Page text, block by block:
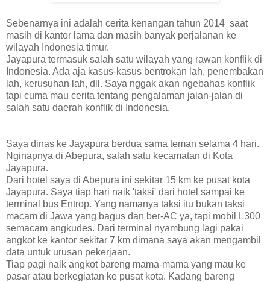
Sebenarnya ini adalah cerita kenangan tahun 2014 saat
masih di kantor lama dan masih banyak perjalanan ke
wilayah Indonesia timur.
Jayapura termasuk salah satu wilayah yang rawan konflik di
Indonesia. Ada aja kasus-kasus bentrokan lah, penembakan
lah, kerusuhan lah, dll. Saya nggak akan ngebahas konflik
tapi cuma mau cerita tentang pengalaman jalan-jalan di
salah satu daerah konflik di Indonesia.
Saya dinas ke Jayapura berdua sama teman selama 4 hari.
Nginapnya di Abepura, salah satu kecamatan di Kota
Jayapura.
Dari hotel saya di Abepura ini sekitar 15 km ke pusat kota
Jayapura. Saya tiap hari naik 'taksi' dari hotel sampai ke
terminal bus Entrop. Yang namanya taksi itu bukan taksi
macam di Jawa yang bagus dan ber-AC ya, tapi mobil L300
semacam angkudes. Dari terminal nyambung lagi pakai
angkot ke kantor sekitar 7 km dimana saya akan mengambil
data untuk urusan pekerjaan.
Tiap pagi naik angkot bareng mama-mama yang mau ke
pasar atau berkegiatan ke pusat kota. Kadang bareng